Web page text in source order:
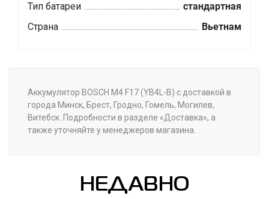
Тип батареи
стандартная
Страна
Вьетнам
Аккумулятор BOSCH M4 F17 (YB4L-B) с доставкой в
города Минск, Брест, Гродно, Гомель, Могилев,
Витебск. Подробности в разделе «Доставка», а
также уточняйте у менеджеров магазина.
НЕДАВНО